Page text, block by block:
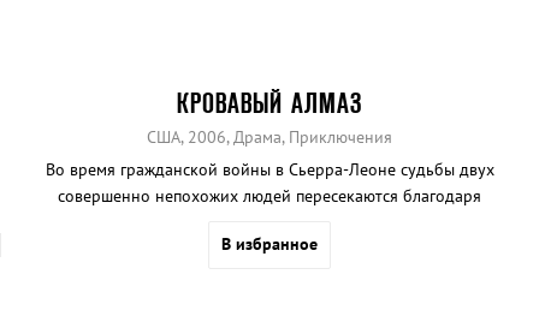
КРОВАВЫЙ АЛМАЗ
США, 2006, Драма, Приключения
Во время гражданской войны в Сьерра-Леоне судьбы двух
совершенно непохожих людей пересекаются благодаря
отправляются.
В избранное